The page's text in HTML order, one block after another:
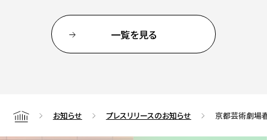
一覧を見る
Home お知らせ プレスリリースのお知らせ 京都芸術劇場